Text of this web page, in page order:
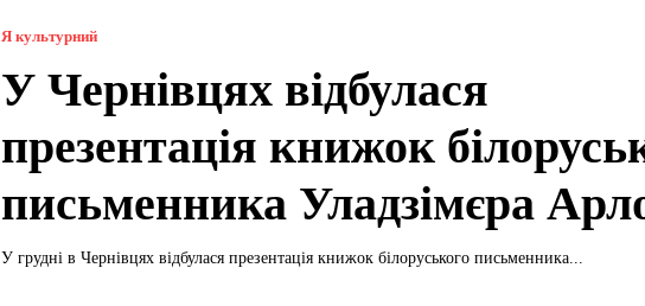
Я культурний
У Чернівцях відбулася
презентація книжок
письменника Уладзімєра
У грудні в Чернівцях відбулася презентація книжок білоруського письменника...